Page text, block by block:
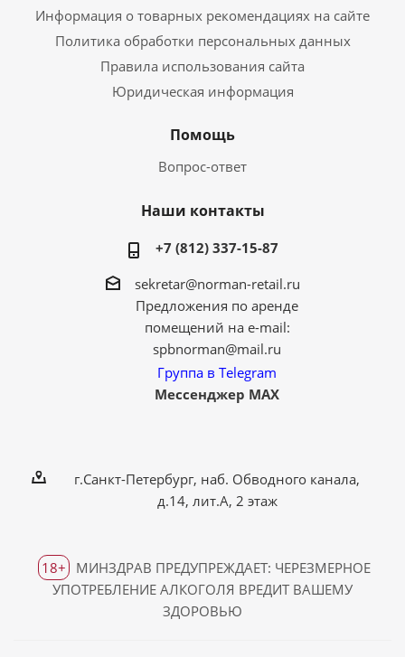
Информация о товарных рекомендациях на сайте
Политика обработки персональных данных
Правила использования сайта
Юридическая информация
Помощь
Вопрос-ответ
Наши контакты
+7 (812) 337-15-87
sekretar@norman-retail.ru
Предложения по аренде
помещений на e-mail:
spbnorman@mail.ru
Группа в Telegram
Мессенджер MAX
г.Санкт-Петербург, наб. Обводного канала,
д.14, лит.А, 2 этаж
18+
МИНЗДРАВ ПРЕДУПРЕЖДАЕТ: ЧЕРЕЗМЕРНОЕ
УПОТРЕБЛЕНИЕ АЛКОГОЛЯ ВРЕДИТ ВАШЕМУ
ЗДОРОВЬЮ